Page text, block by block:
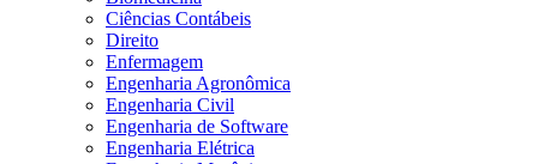
Ciências Contábeis
Direito
Enfermagem
Engenharia Agronômica
Engenharia Civil
Engenharia de Software
Engenharia Elétrica